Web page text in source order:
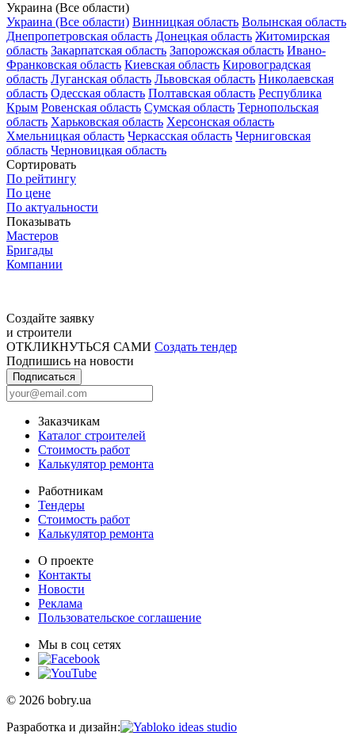
Украина (Все области)
Украина (Все области) Винницкая область Волынская область
Днепропетровская область Донецкая область Житомирская
область Закарпатская область Запорожская область Ивано-
Франковская область Киевская область Кировоградская
область Луганская область Львовская область Николаевская
область Одесская область Полтавская область Республика
Крым Ровенская область Сумская область Тернопольская
область Харьковская область Херсонская область
Хмельницкая область Черкасская область Черниговская
область Черновицкая область
Сортировать
По рейтингу
По цене
По актуальности
Показывать
Мастеров
Бригады
Компании
Создайте заявку
и строители
ОТКЛИКНУТЬСЯ САМИ Создать тендер
Подпишись на новости
Подписаться
Заказчикам
Каталог строителей
Стоимость работ
Калькулятор ремонта
Работникам
Тендеры
Стоимость работ
Калькулятор ремонта
О проекте
Контакты
Новости
Реклама
Пользовательское соглашение
Мы в соц сетях
© 2026 bobry.ua
Разработка и дизайн: